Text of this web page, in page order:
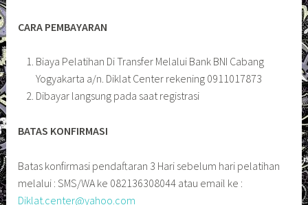
CARA PEMBAYARAN
Biaya Pelatihan Di Transfer Melalui Bank BNI Cabang
Yogyakarta a/n. Diklat Center rekening 0911017873
Dibayar langsung pada saat registrasi
BATAS KONFIRMASI
Batas konfirmasi pendaftaran 3 Hari sebelum hari pelatihan
melalui : SMS/WA ke 082136308044 atau email ke :
Diklat.center@yahoo.com